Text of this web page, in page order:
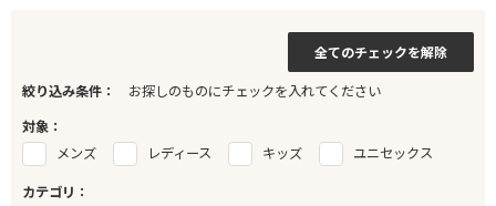
全てのチェックを解除
絞り込み条件：
お探しのものにチェックを入れてください
対象：
メンズ
レディース キッズ
ユニセックス
カテゴリ：